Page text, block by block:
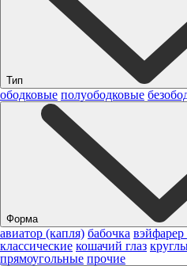
Тип
ободковые полуободковые
Форма
авиатор (капля) бабочка
классические кошачий глаз
прямоугольные прочие